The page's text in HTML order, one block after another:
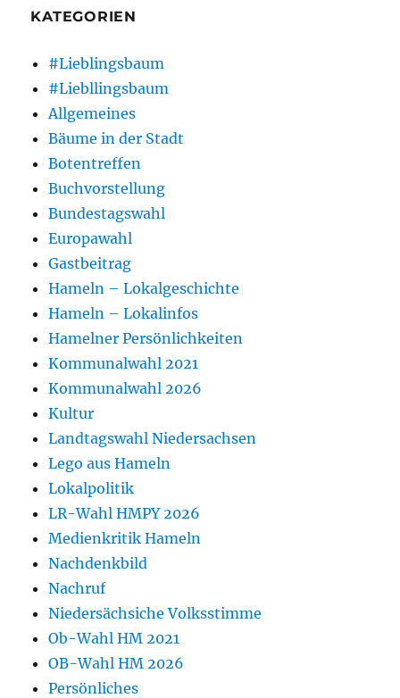
KATEGORIEN
#Lieblingsbaum
#Liebllingsbaum
Allgemeines
Bäume in der Stadt
Botentreffen
Buchvorstellung
Bundestagswahl
Europawahl
Gastbeitrag
Hameln – Lokalgeschichte
Hameln – Lokalinfos
Hamelner Persönlichkeiten
Kommunalwahl 2021
Kommunalwahl 2026
Kultur
Landtagswahl Niedersachsen
Lego aus Hameln
Lokalpolitik
LR-Wahl HMPY 2026
Medienkritik Hameln
Nachdenkbild
Nachruf
Niedersächsiche Volksstimme
Ob-Wahl HM 2021
OB-Wahl HM 2026
Persönliches